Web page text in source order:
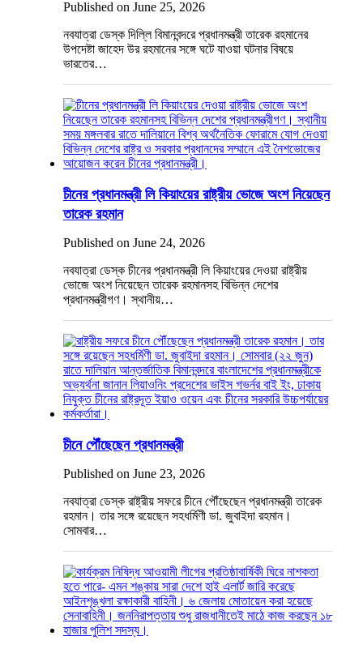
Published on June 25, 2026
নবযাত্রা ডেস্ক দিল্লি বিমানবন্দরে প্রধানমন্ত্রী তারেক রহমানের
উপদেষ্টা জাহেদ উর রহমানের সঙ্গে ঘটে যাওয়া ঘটনার বিষয়ে
ভারতের…
চীনের প্রধানমন্ত্রী লি কিয়াংয়ের রাষ্ট্রীয় ভোজে অংশ নিয়েছেন
তারেক রহমান
Published on June 24, 2026
নবযাত্রা ডেস্ক চীনের প্রধানমন্ত্রী লি কিয়াংয়ের দেওয়া রাষ্ট্রীয়
ভোজে অংশ নিয়েছেন তারেক রহমানসহ বিভিন্ন দেশের
প্রধানমন্ত্রীগণ। স্থানীয়…
চীনে পৌঁছেছেন প্রধানমন্ত্রী
Published on June 23, 2026
নবযাত্রা ডেস্ক রাষ্ট্রীয় সফরে চীনে পৌঁছেছেন প্রধানমন্ত্রী তারেক
রহমান। তার সঙ্গে রয়েছেন সহধর্মিণী ডা. জুবাইদা রহমান।
সোমবার…